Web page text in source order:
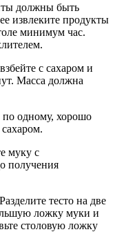
должны быть
извлеките продукты
минимум час.
с сахаром и
Масса должна
по одному, хорошо
муку с
получения
Разделите тесто на две
ложку муки и
столовую ложку